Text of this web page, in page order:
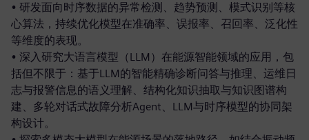
• 研发面向时序数据的异常检测、趋势预测、模式识别等核
心算法，持续优化模型在准确率、误报率、召回率、泛化性
等维度的表现。
• 深入研究大语言模型（LLM）在能源智能领域的应用，包
括但不限于：基于LLM的智能精确诊断问答与推理、运维日
志与报警信息的语义理解、结构化知识抽取与知识图谱构
建、多轮对话式故障分析Agent、LLM与时序模型的协同架
构设计。